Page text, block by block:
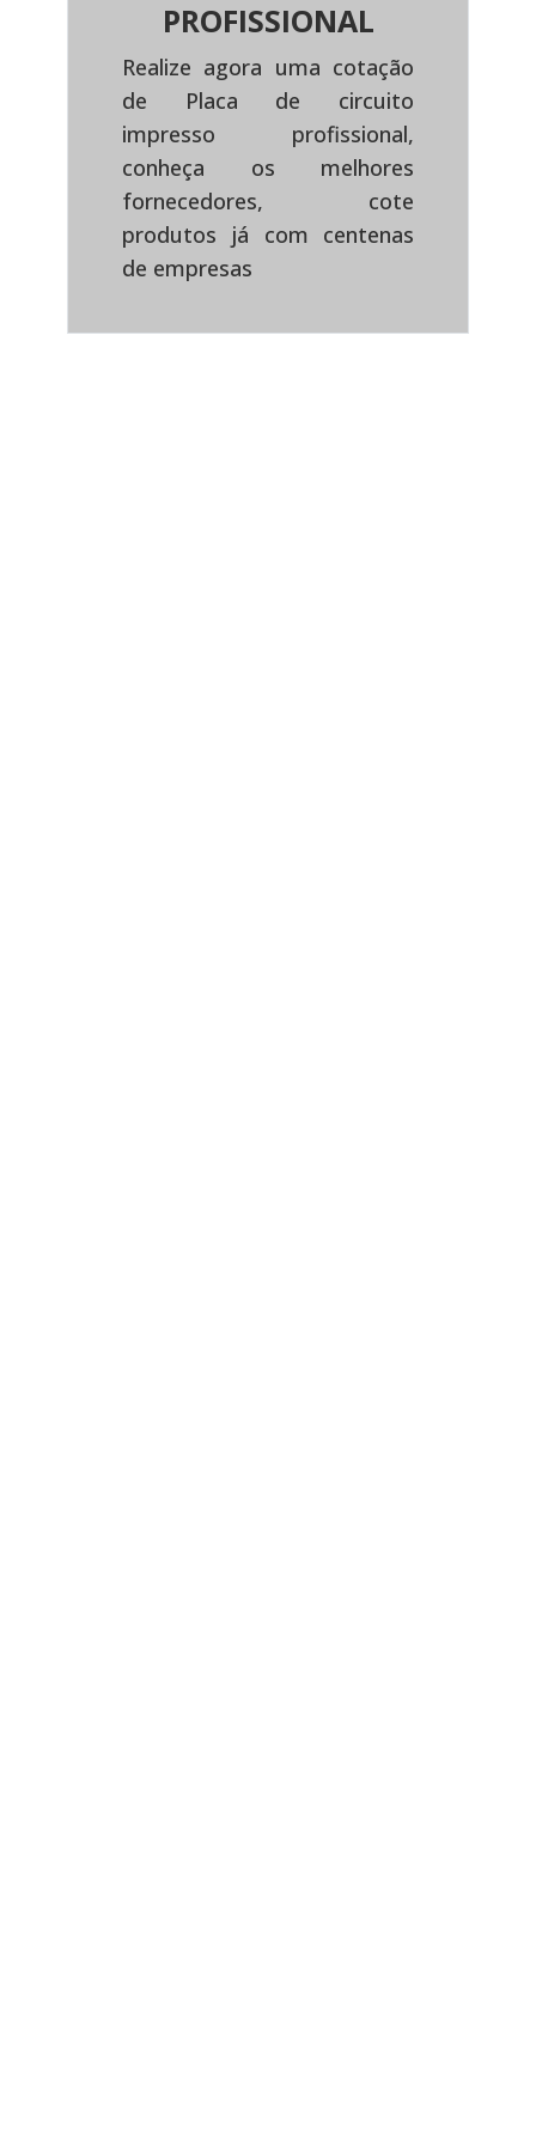
PROFISSIONAL
Realize agora uma cotação
de Placa de circuito
impresso profissional,
conheça os melhores
fornecedores, cote
produtos já com centenas
de empresas